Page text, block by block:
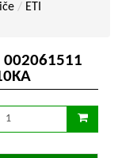
ETI
002061511